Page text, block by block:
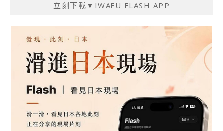
立刻下載▼IWAFU FLASH APP